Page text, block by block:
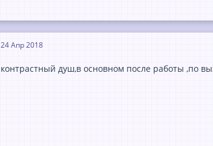
24 Апр 2018
контрастный душ,в основном после работы ,по